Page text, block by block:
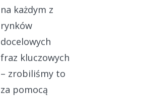
na każdym z
rynków
docelowych
fraz kluczowych
– zrobiliśmy to
za pomocą